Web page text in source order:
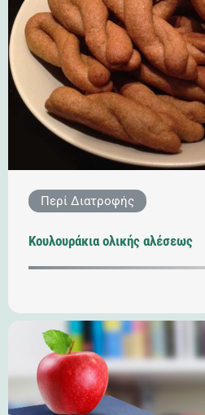
Περί Διατροφής
Κουλουράκια ολικής αλέσεως